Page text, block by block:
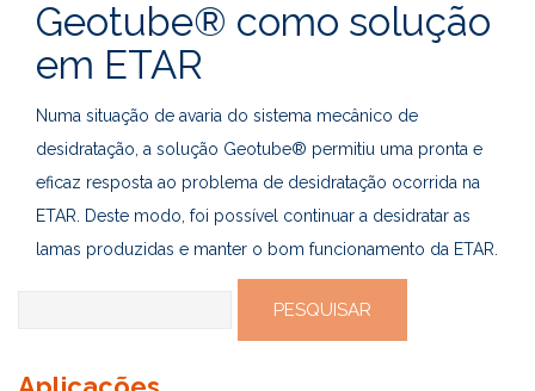
Geotube® como solução
em ETAR
Numa situação de avaria do sistema mecânico de
desidratação, a solução Geotube® permitiu uma pronta e
eficaz resposta ao problema de desidratação ocorrida na
ETAR. Deste modo, foi possível continuar a desidratar as
lamas produzidas e manter o bom funcionamento da ETAR.